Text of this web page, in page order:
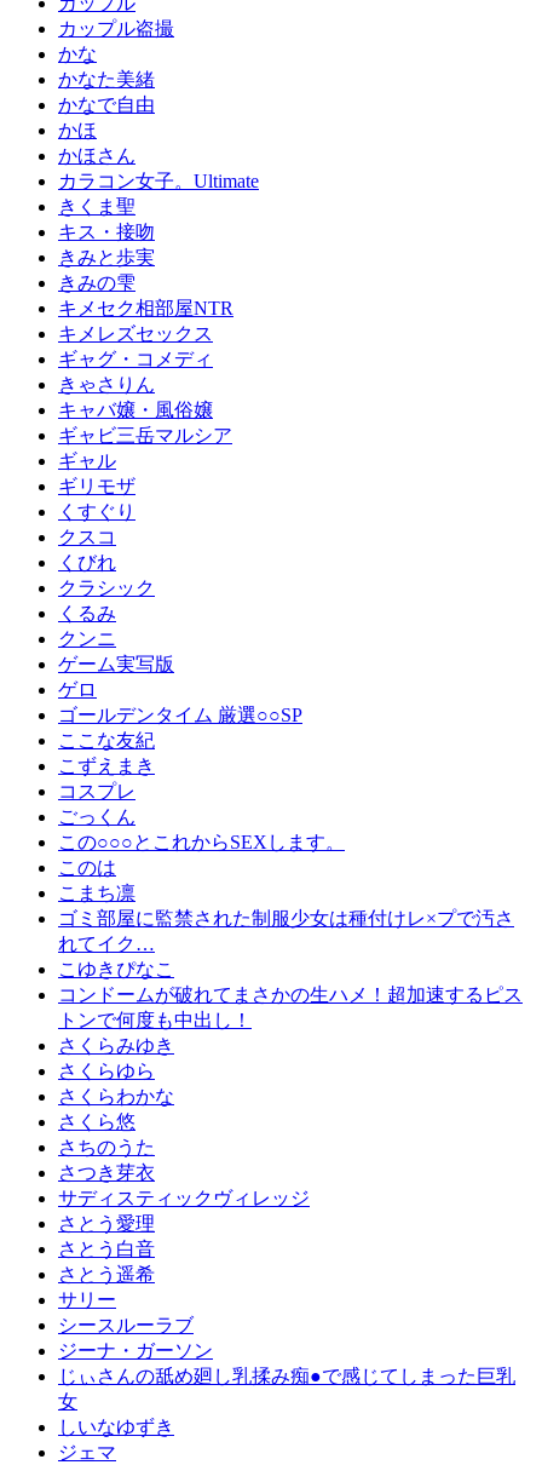
カップル盗撮
かな
かなた美緒
かなで自由
かほ
かほさん
カラコン女子。Ultimate
きくま聖
キス・接吻
きみと歩実
きみの雫
キメセク相部屋NTR
キメレズセックス
ギャグ・コメディ
きゃさりん
キャバ嬢・風俗嬢
ギャビ三岳マルシア
ギャル
ギリモザ
くすぐり
クスコ
くびれ
クラシック
くるみ
クンニ
ゲーム実写版
ゲロ
ゴールデンタイム 厳選○○SP
ここな友紀
こずえまき
コスプレ
ごっくん
この○○○とこれからSEXします。
このは
こまち凛
ゴミ部屋に監禁された制服少女は種付けレ×プで汚さ
れてイク…
こゆきぴなこ
コンドームが破れてまさかの生ハメ！超加速するピス
トンで何度も中出し！
さくらみゆき
さくらゆら
さくらわかな
さくら悠
さちのうた
さつき芽衣
サディスティックヴィレッジ
さとう愛理
さとう白音
さとう遥希
サリー
シースルーラブ
ジーナ・ガーソン
じぃさんの舐め廻し乳揉み痴●で感じてしまった巨乳
女
しいなゆずき
ジェマ